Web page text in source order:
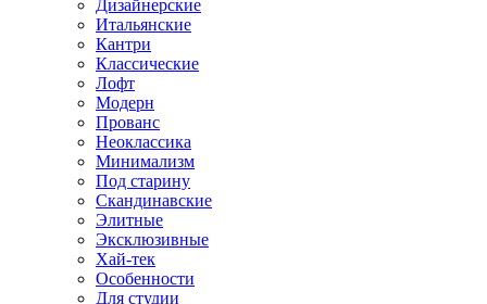
Дизайнерские
Итальянские
Кантри
Классические
Лофт
Модерн
Прованс
Неоклассика
Минимализм
Под старину
Скандинавские
Элитные
Эксклюзивные
Хай-тек
Особенности
Для студии